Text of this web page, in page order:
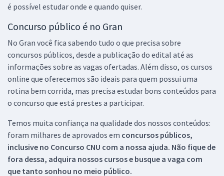
é possível estudar onde e quando quiser.
Concurso público é no Gran
No Gran você fica sabendo tudo o que precisa sobre
concursos públicos, desde a publicação do edital até as
informações sobre as vagas ofertadas. Além disso, os cursos
online que oferecemos são ideais para quem possui uma
rotina bem corrida, mas precisa estudar bons conteúdos para
o concurso que está prestes a participar.
Temos muita confiança na qualidade dos nossos conteúdos:
foram milhares de aprovados em concursos públicos,
inclusive no Concurso CNU com a nossa ajuda. Não fique de
fora dessa, adquira nossos cursos e busque a vaga com
que tanto sonhou no meio público.